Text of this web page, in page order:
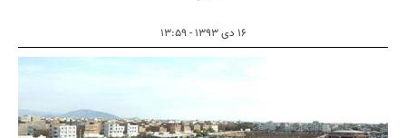
۱۶ دی ۱۳۹۳ - ۱۳:۵۹